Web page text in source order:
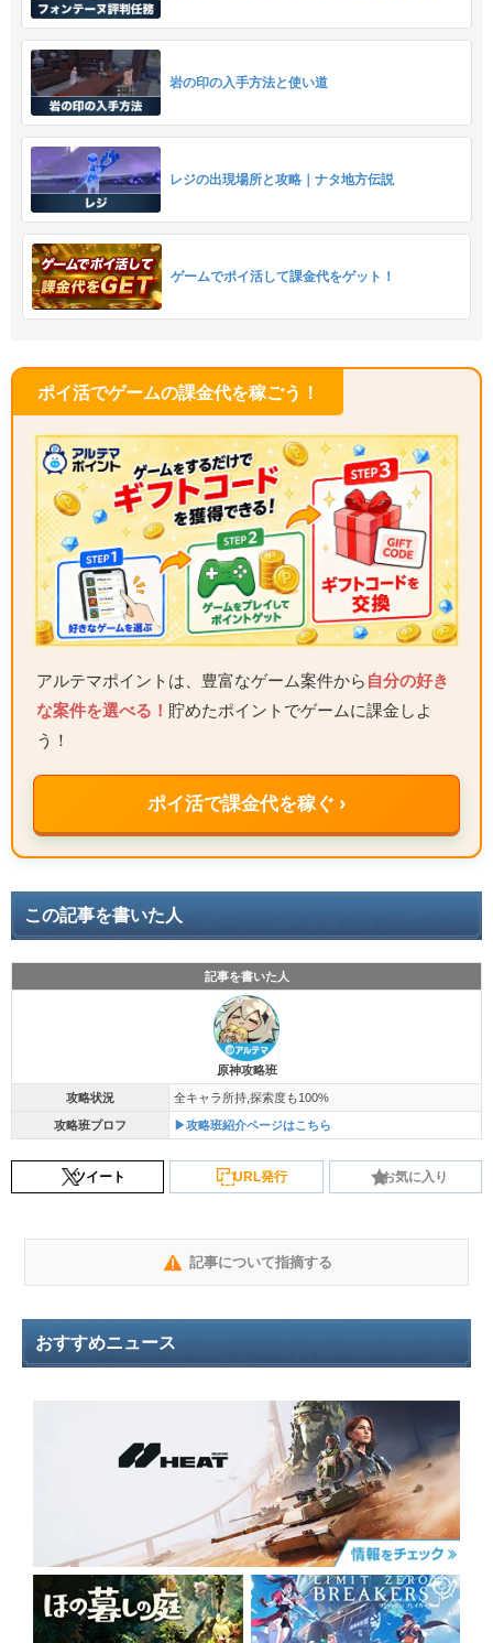
岩の印の入手方法と使い道
レジの出現場所と攻略｜ナタ地方伝説
ゲームでポイ活して課金代をゲット！
ポイ活でゲームの課金代を稼ごう！
アルテマポイントは、豊富なゲーム案件から 自分の好き
な案件を選べる！ 貯めたポイントでゲームに課金しよ
う！
ポイ活で課金代を稼ぐ ›
この記事を書いた人
記事を書いた人
原神攻略班
攻略状況 全キャラ所持,探索度も100%
攻略班プロフ ▶攻略班紹介ページはこちら
ツイート URL発行 お気に入り
記事について指摘する
おすすめニュース